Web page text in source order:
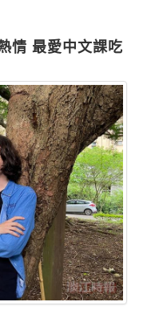
情 最愛中文課吃